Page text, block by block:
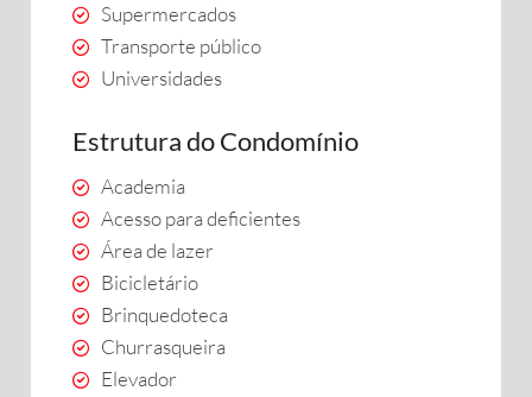
Supermercados
Transporte público
Universidades
Estrutura do Condomínio
Academia
Acesso para deficientes
Área de lazer
Bicicletário
Brinquedoteca
Churrasqueira
Elevador